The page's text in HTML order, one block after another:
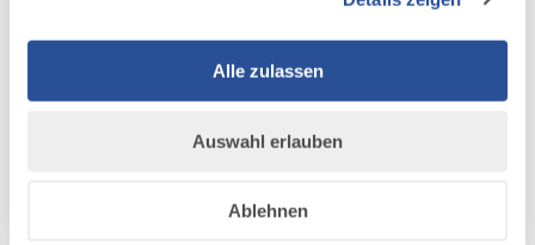
Alle zulassen
Auswahl erlauben
Ablehnen
©
die eindrucksvolle Moorkulisse des Seemooses.
4:00 h
schwer